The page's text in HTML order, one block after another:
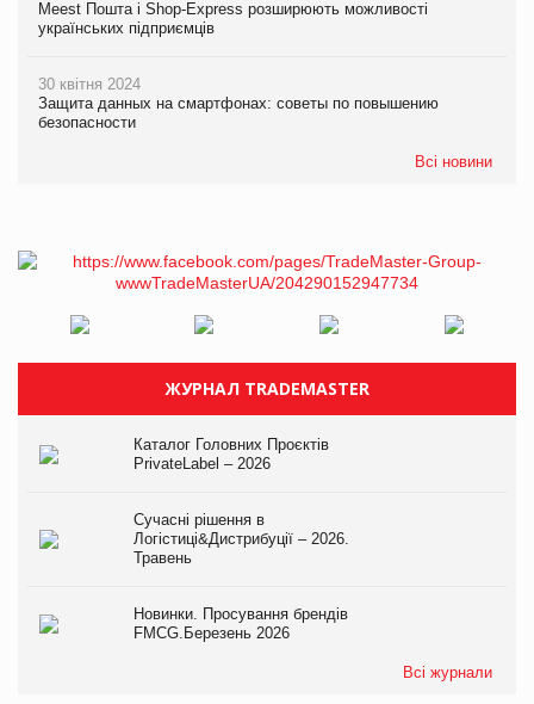
Meest Пошта і Shop-Express розширюють можливості
українських підприємців
30 квітня 2024
Защита данных на смартфонах: советы по повышению
безопасности
Всі новини
ЖУРНАЛ TRADEMASTER
Каталог Головних Проєктів
PrivateLabel – 2026
Сучасні рішення в
Логістиці&Дистрибуції – 2026.
Травень
Новинки. Просування брендів
FMCG.Березень 2026
Всі журнали